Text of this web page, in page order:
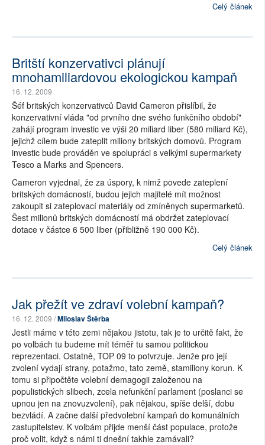
Celý článek
Britští konzervativci plánují
mnohamiliardovou ekologickou kampaň
16. 12. 2009
Šéf britských konzervativců David Cameron přislíbil, že
konzervativní vláda "od prvního dne svého funkčního období"
zahájí program investic ve výši 20 miliard liber (580 miliard Kč),
jejichž cílem bude zateplit miliony britských domovů. Program
investic bude prováděn ve spolupráci s velkými supermarkety
Tesco a Marks and Spencers.
Cameron vyjednal, že za úspory, k nimž povede zateplení
britských domácností, budou jejich majitelé mít možnost
zakoupit si zateplovací materiály od zmíněnych supermarketů.
Šest milionů britských domácností má obdržet zateplovací
dotace v částce 6 500 liber (přibližně 190 000 Kč).
Celý článek
Jak přežít ve zdraví volební kampaň?
16. 12. 2009 /Miloslav Štěrba
Jestli máme v této zemi nějakou jistotu, tak je to určitě fakt, že
po volbách tu budeme mít téměř tu samou politickou
reprezentaci. Ostatně, TOP 09 to potvrzuje. Jenže pro její
zvolení vydají strany, potažmo, tato země, stamiliony korun. K
tomu si připočtěte volební demagogii založenou na
populistických slibech, zcela nefunkční parlament (poslanci se
upnou jen na znovuzvolení), pak nějakou, spíše delší, dobu
bezvládí. A začne další předvolební kampaň do komunálních
zastupitelstev. K volbám přijde menší část populace, protože
proč volit, když s námi ti dnešní takhle zamávali?